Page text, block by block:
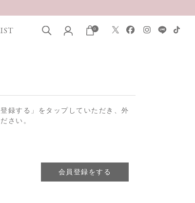
0
録する」をタップしていただき、外
さい。
会員登録をする